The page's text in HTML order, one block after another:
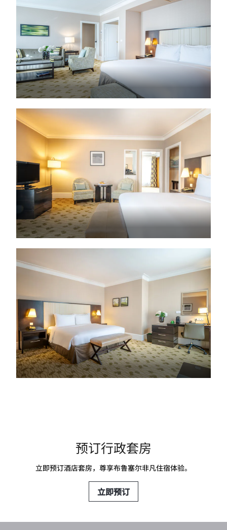
预订行政套房
立即预订酒店套房，尊享布鲁塞尔非凡住宿体验。
立即预订